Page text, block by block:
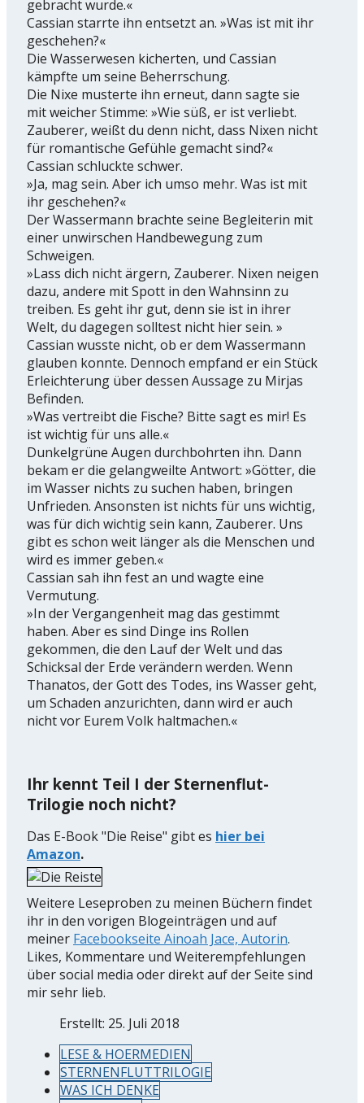
gebracht wurde.«
Cassian starrte ihn entsetzt an. »Was ist mit ihr
geschehen?«
Die Wasserwesen kicherten, und Cassian
kämpfte um seine Beherrschung.
Die Nixe musterte ihn erneut, dann sagte sie
mit weicher Stimme: »Wie süß, er ist verliebt.
Zauberer, weißt du denn nicht, dass Nixen nicht
für romantische Gefühle gemacht sind?«
Cassian schluckte schwer.
»Ja, mag sein. Aber ich umso mehr. Was ist mit
ihr geschehen?«
Der Wassermann brachte seine Begleiterin mit
einer unwirschen Handbewegung zum
Schweigen.
»Lass dich nicht ärgern, Zauberer. Nixen neigen
dazu, andere mit Spott in den Wahnsinn zu
treiben. Es geht ihr gut, denn sie ist in ihrer
Welt, du dagegen solltest nicht hier sein. »
Cassian wusste nicht, ob er dem Wassermann
glauben konnte. Dennoch empfand er ein Stück
Erleichterung über dessen Aussage zu Mirjas
Befinden.
»Was vertreibt die Fische? Bitte sagt es mir! Es
ist wichtig für uns alle.«
Dunkelgrüne Augen durchbohrten ihn. Dann
bekam er die gelangweilte Antwort: »Götter, die
im Wasser nichts zu suchen haben, bringen
Unfrieden. Ansonsten ist nichts für uns wichtig,
was für dich wichtig sein kann, Zauberer. Uns
gibt es schon weit länger als die Menschen und
wird es immer geben.«
Cassian sah ihn fest an und wagte eine
Vermutung.
»In der Vergangenheit mag das gestimmt
haben. Aber es sind Dinge ins Rollen
gekommen, die den Lauf der Welt und das
Schicksal der Erde verändern werden. Wenn
Thanatos, der Gott des Todes, ins Wasser geht,
um Schaden anzurichten, dann wird er auch
nicht vor Eurem Volk haltmachen.«
Ihr kennt Teil I der Sternenflut-
Trilogie noch nicht?
Das E-Book "Die Reise" gibt es hier bei
Amazon.
Weitere Leseproben zu meinen Büchern findet
ihr in den vorigen Blogeinträgen und auf
meiner Facebookseite Ainoah Jace, Autorin.
Likes, Kommentare und Weiterempfehlungen
über social media oder direkt auf der Seite sind
mir sehr lieb.
Erstellt: 25. Juli 2018
LESE & HOERMEDIEN
STERNENFLUTTRILOGIE
WAS ICH DENKE